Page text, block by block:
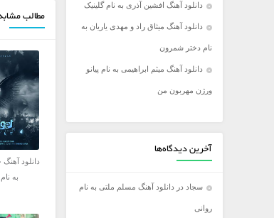
محسن ابراهیم زاده
محسن چاووشی
محمد رضا گلزار
محمد علیزاده
دانلود آهنگ افشین آذری به نام گلینیک
دانلود آهنگ میثاق راد و مهدی یاریان به
نام دختر شمرون
دانلود آهنگ میثم ابراهیمی به نام پیانو
ورژن مهربون من
آخرین دیدگاه‌ها
سجاد در دانلود آهنگ مسلم ملتی به نام
روانی
مطالب
دانلود
به نام Cold Angel